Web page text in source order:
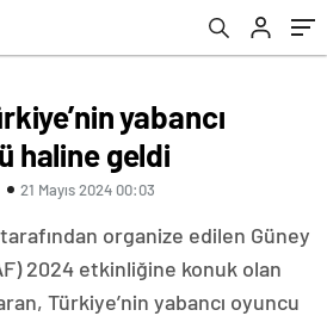
yabancı
haline geldi
21 Mayıs 2024 00:03
organize edilen Güney
2024 etkinliğine konuk olan
Türkiye’nin yabancı oyuncu